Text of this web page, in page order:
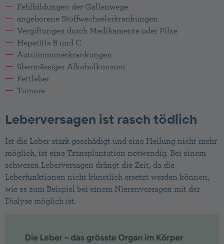
Fehlbildungen der Gallenwege
angeborene Stoffwechselerkrankungen
Vergiftungen durch Medikamente oder Pilze
Hepatitis B und C
Autoimmunerkrankungen
übermässiger Alkoholkonsum
Fettleber
Tumore
Leberversagen ist rasch tödlich
Ist die Leber stark geschädigt und eine Heilung nicht mehr
möglich, ist eine Transplantation notwendig. Bei einem
schweren Leberversagen drängt die Zeit, da die
Leberfunktionen nicht künstlich ersetzt werden können,
wie es zum Bei­spiel bei einem Nierenversagen mit der
Dialyse möglich ist.